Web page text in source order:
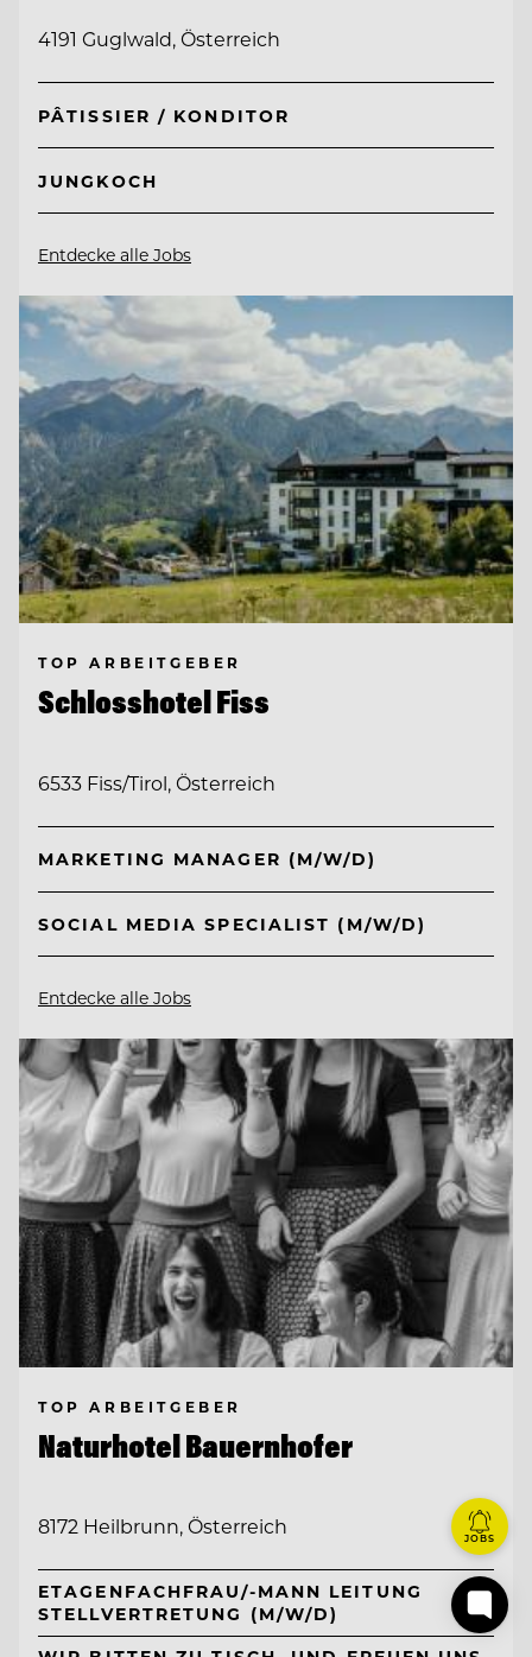
4191 Guglwald, Österreich
PÂTISSIER / KONDITOR
JUNGKOCH
Entdecke alle Jobs
TOP ARBEITGEBER
Schlosshotel Fiss
6533 Fiss/Tirol, Österreich
MARKETING MANAGER (M/W/D)
SOCIAL MEDIA SPECIALIST (M/W/D)
Entdecke alle Jobs
TOP ARBEITGEBER
Naturhotel Bauernhofer
8172 Heilbrunn, Österreich
ETAGENFACHFRAU/-MANN LEITUNG
STELLVERTRETUNG (M/W/D)
JOBS